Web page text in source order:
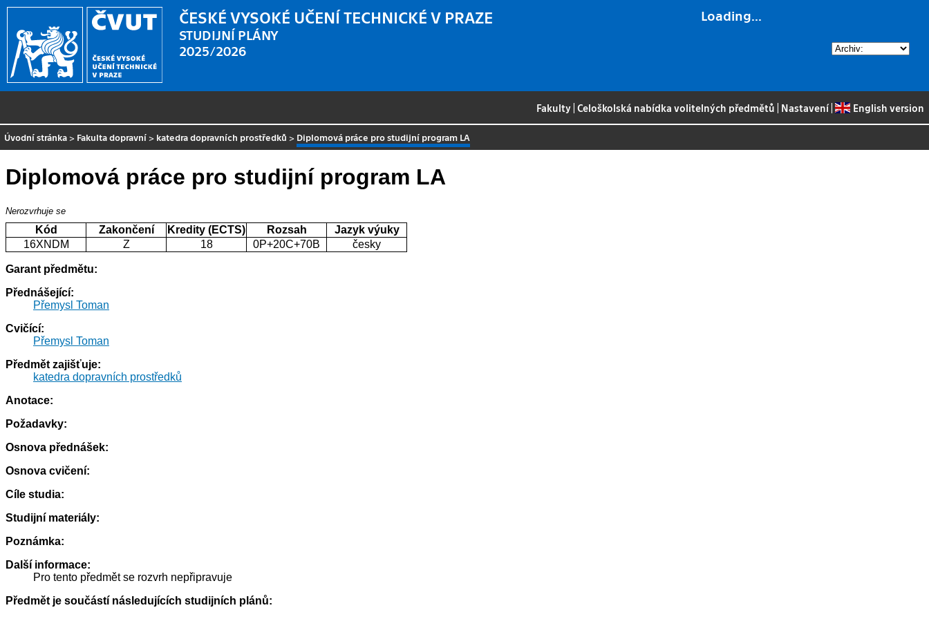
Loading...
ČESKÉ VYSOKÉ UČENÍ TECHNICKÉ V PRAZE
STUDIJNÍ PLÁNY
2025/2026
Fakulty |Celoškolská nabídka volitelných předmětů Nastavení| English version
Úvodní stránka > Fakulta dopravní > katedra dopravních prostředků > Diplomová práce pro studijní program LA
Diplomová práce pro studijní program LA
Nerozvrhuje se
Kód Zakončení Kredity (ECTS) Rozsah
Jazyk výuky
16XNDM
Z 18 0P+20C+70B česky
Garant předmětu:
Přednášející:
Přemysl Toman
Cvičící:
Přemysl Toman
Předmět zajišťuje:
katedra dopravních prostředků
Anotace:
Požadavky:
Osnova přednášek:
Osnova cvičení:
Cíle studia:
Studijní materiály:
Poznámka:
Další informace:
Pro tento předmět se rozvrh nepřipravuje
Předmět je součástí následujících studijních plánů: